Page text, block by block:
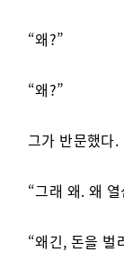
“왜?”
“왜?”
그가 반문했다.
“그래 왜. 왜
“왜긴, 돈을 벌